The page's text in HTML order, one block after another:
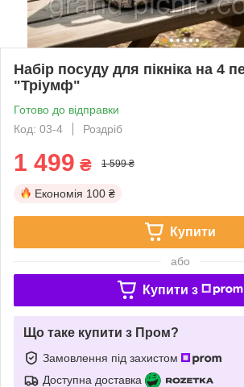
Набір посуду для пікніка на 4
"Тріумф"
Готово до відправки
Код: 03-4
Роздріб
1 499 ₴ 1 599 ₴
Економія 100 ₴
Купити
або
Купити з
Що таке купити з Пром?
Замовлення під захистом
Доступна доставка